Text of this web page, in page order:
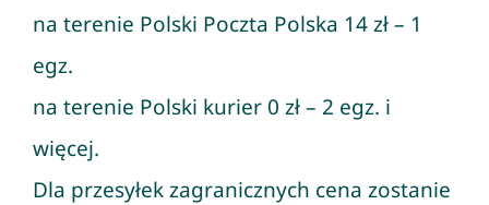
na terenie Polski Poczta Polska 14 zł – 1
egz.
na terenie Polski kurier 0 zł – 2 egz. i
więcej.
Dla przesyłek zagranicznych cena zostanie